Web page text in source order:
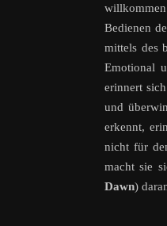
Bedienen
mittels des
Emotional
erinnert
und
erkennt,
nicht für
macht sie
Dawn)